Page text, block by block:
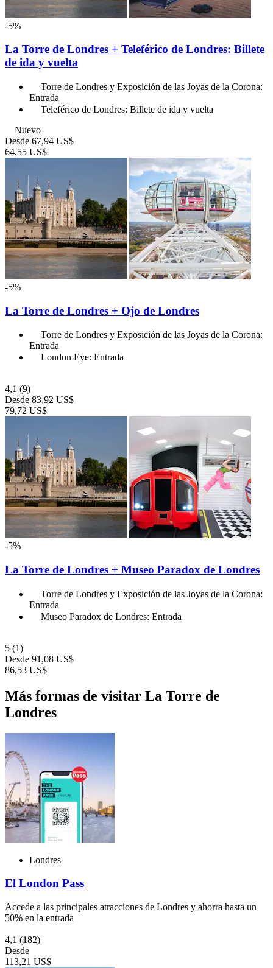
-5%
La Torre de Londres + Teleférico de Londres: Billete
de ida y vuelta
Torre de Londres y Exposición de las Joyas de la Corona:
Entrada
Teleférico de Londres: Billete de ida y vuelta
Nuevo
Desde 67,94 US$
64,55 US$
-5%
La Torre de Londres + Ojo de Londres
Torre de Londres y Exposición de las Joyas de la Corona:
Entrada
London Eye: Entrada
4,1 (9)
Desde 83,92 US$
79,72 US$
-5%
La Torre de Londres + Museo Paradox de Londres
Torre de Londres y Exposición de las Joyas de la Corona:
Entrada
Museo Paradox de Londres: Entrada
5 (1)
Desde 91,08 US$
86,53 US$
Más formas de visitar La Torre de
Londres
Londres
El London Pass
Accede a las principales atracciones de Londres y ahorra hasta un
50% en la entrada
4,1 (182)
Desde
113,21 US$